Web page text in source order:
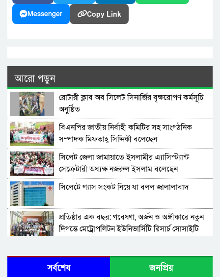
Messenger Copy Link
আরো পড়ুন
রোটারী ক্লাব অব সিলেট সিনার্জির বৃক্ষরোপণ কর্মসূচি
অনুষ্ঠিত
বিএনপির জাতীয় নির্বাহী কমিটির সহ সাংগঠনিক
সম্পাদক মিফতাহ্ সিদ্দিকী বলেছেন
সিলেট জেলা জামায়াতে ইসলামীর এ্যাসিস্ট্যান্ট
সেক্রেটারী অধ্যক্ষ নজরুল ইসলাম বলেছেন
সিলেটে গ্যাস সংকট নিয়ে যা বলল জালালাবাদ
প্রতিষ্ঠার এক বছর: গবেষণা, অর্জন ও অঙ্গীকারে নতুন
দিগন্তে মেট্রোপলিটন ইউনিভার্সিটি রিসার্চ সোসাইটি
স্মৃতিস্তম্ভে শ্রদ্ধা নিবেদন
সর্বশেষ জনপ্রিয়